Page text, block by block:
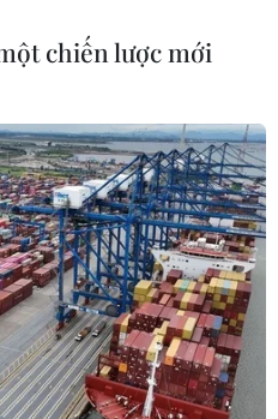
chiến lược mới